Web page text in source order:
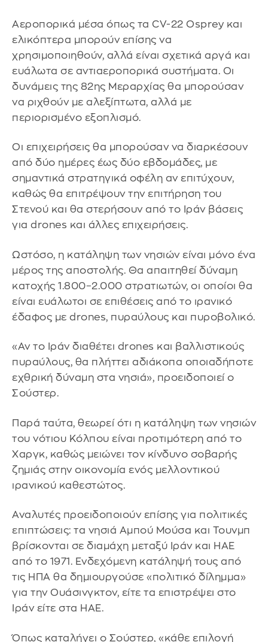
Αεροπορικά μέσα όπως τα CV-22 Osprey και
ελικόπτερα μπορούν επίσης να
χρησιμοποιηθούν, αλλά είναι σχετικά αργά και
ευάλωτα σε αντιαεροπορικά συστήματα. Οι
δυνάμεις της 82ης Μεραρχίας θα μπορούσαν
να ριχθούν με αλεξίπτωτα, αλλά με
περιορισμένο εξοπλισμό.
Οι επιχειρήσεις θα μπορούσαν να διαρκέσουν
από δύο ημέρες έως δύο εβδομάδες, με
σημαντικά στρατηγικά οφέλη αν επιτύχουν,
καθώς θα επιτρέψουν την επιτήρηση του
Στενού και θα στερήσουν από το Ιράν βάσεις
για drones και άλλες επιχειρήσεις.
Ωστόσο, η κατάληψη των νησιών είναι μόνο ένα
μέρος της αποστολής. Θα απαιτηθεί δύναμη
κατοχής 1.800–2.000 στρατιωτών, οι οποίοι θα
είναι ευάλωτοι σε επιθέσεις από το ιρανικό
έδαφος με drones, πυραύλους και πυροβολικό.
«Αν το Ιράν διαθέτει drones και βαλλιστικούς
πυραύλους, θα πλήττει αδιάκοπα οποιαδήποτε
εχθρική δύναμη στα νησιά», προειδοποιεί ο
Σούστερ.
Παρά ταύτα, θεωρεί ότι η κατάληψη των νησιών
του νότιου Κόλπου είναι προτιμότερη από το
Χαργκ, καθώς μειώνει τον κίνδυνο σοβαρής
ζημιάς στην οικονομία ενός μελλοντικού
ιρανικού καθεστώτος.
Αναλυτές προειδοποιούν επίσης για πολιτικές
επιπτώσεις: τα νησιά Αμπού Μούσα και Τουνμπ
βρίσκονται σε διαμάχη μεταξύ Ιράν και ΗΑΕ
από το 1971. Ενδεχόμενη κατάληψή τους από
τις ΗΠΑ θα δημιουργούσε «πολιτικό δίλημμα»
για την Ουάσινγκτον, είτε τα επιστρέψει στο
Ιράν είτε στα ΗΑΕ.
Όπως καταλήγει ο Σούστερ, «κάθε επιλογή